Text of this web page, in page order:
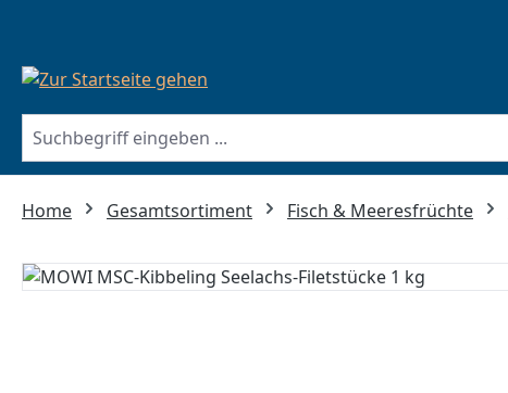
Home Gesamtsortiment Fisch & Meeresfrüchte
Bildergalerie überspringen